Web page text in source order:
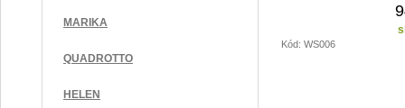
MARIKA
QUADROTTO
HELEN
Kód: WS006